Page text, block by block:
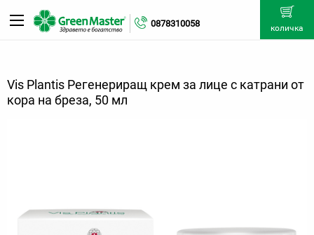
0878310058 количка
Vis Plantis Регенериращ крем за лице с катрани от
кора на бреза, 50 мл